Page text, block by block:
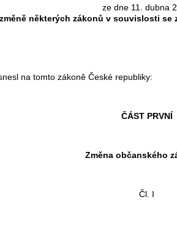
ze dne 11. dubna
některých zákonů v souvislosti se
na tomto zákoně České republiky:
ČÁST PRVNÍ
Změna občanského
Čl. I
škody